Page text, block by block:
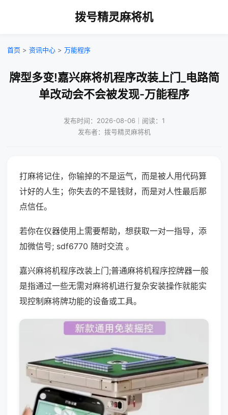
拨号精灵麻将机
首页 > 资讯中心 > 万能程序
牌型多变!嘉兴麻将机程序改装上门_电路简
单改动会不会被发现-万能程序
发布时间：2026-08-06｜阅读：1
发布者：拨号精灵麻将机
打麻将记住，你输掉的不是运气，而是被人用代码算
计好的人生；你失去的不是钱财，而是对人性最后那
点信任。
若你在仪器使用上需要帮助，想获取一对一指导，添
加微信号; sdf6770 随时交流 。
嘉兴麻将机程序改装上门;普通麻将机程序控牌器一般
是指通过一些无需对麻将机进行复杂安装操作就能实
现控制麻将牌功能的设备或工具。